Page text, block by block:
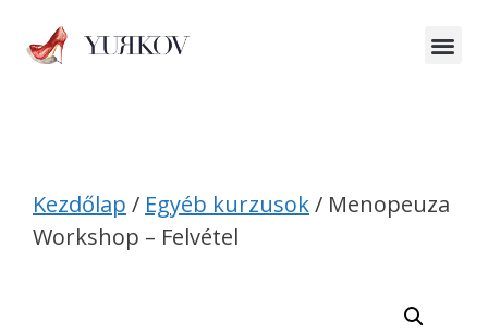
Kezdőlap / Egyéb kurzusok/ Menopeuza
Workshop – Felvétel